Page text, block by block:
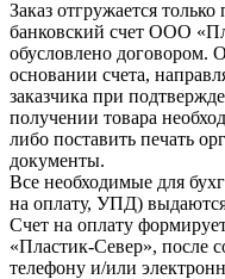
Заказ отгружается только
банковский счет ООО
обусловлено договором.
основании счета,
заказчика при
получении товара
либо поставить печать
документы.
Все необходимые для
на оплату, УПД)
Счет на оплату
«Пластик-Север», после
телефону и/или